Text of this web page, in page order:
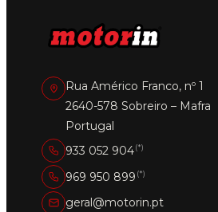
Rua Américo Franco, nº 1
2640-578 Sobreiro – Mafra
Portugal
933 052 904(*)
969 950 899 (*)
geral@motorin.pt